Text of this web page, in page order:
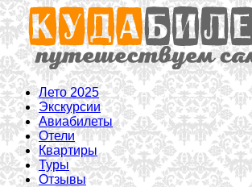
Лето 2025
Экскурсии
Авиабилеты
Отели
Квартиры
Туры
Отзывы